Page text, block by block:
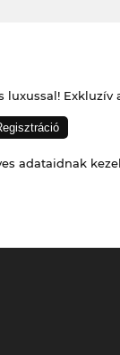
adataidnak